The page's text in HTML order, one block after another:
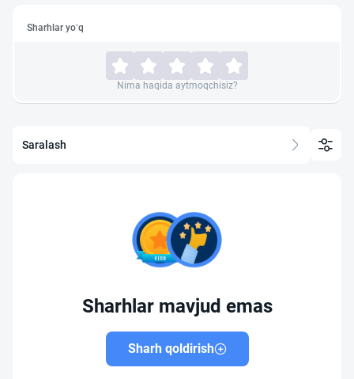
Sharhlar yo‘q
Nima haqida aytmoqchisiz?
Saralash
Sharhlar mavjud emas
Sharh qoldirish